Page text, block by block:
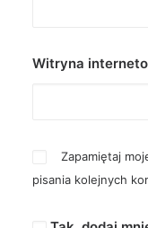
Witryna
Zapamiętaj
pisania kolejnych